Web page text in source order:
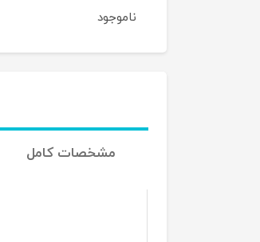
ناموجود
مشخصات کامل